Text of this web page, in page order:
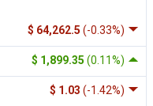
$ 64,262.5 (-0.33%)
$ 1,899.35 (0.11%)
$ 1.03 (-1.42%)